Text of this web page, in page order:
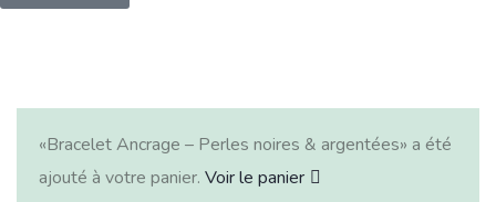
«Bracelet Ancrage – Perles noires & argentées» a été
ajouté à votre panier. Voir le panier